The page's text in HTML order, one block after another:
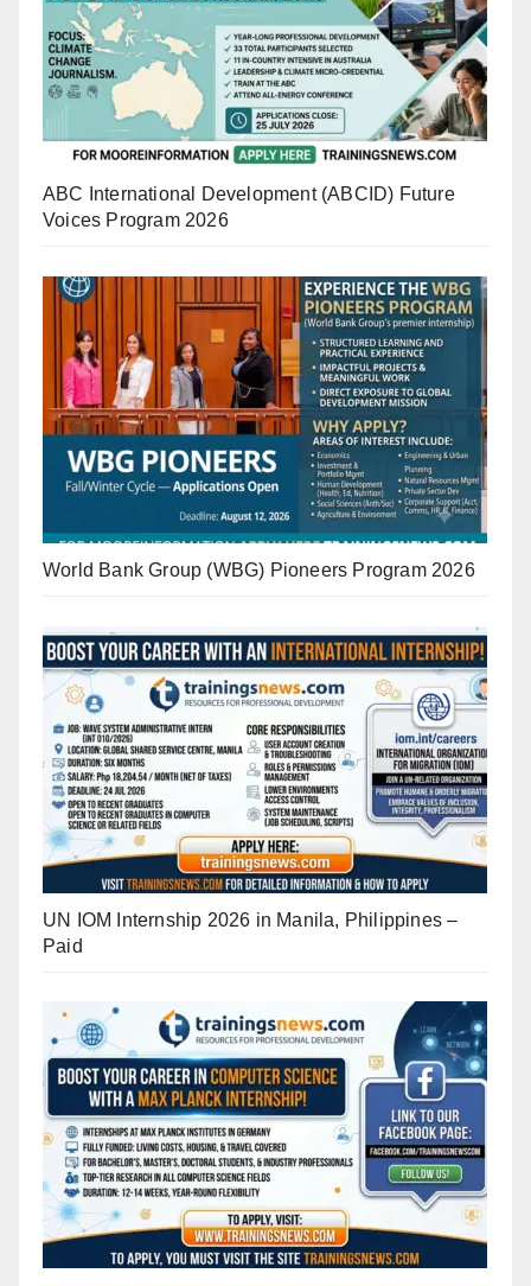
ABC International Development (ABCID) Future
Voices Program 2026
World Bank Group (WBG) Pioneers Program 2026
UN IOM Internship 2026 in Manila, Philippines –
Paid